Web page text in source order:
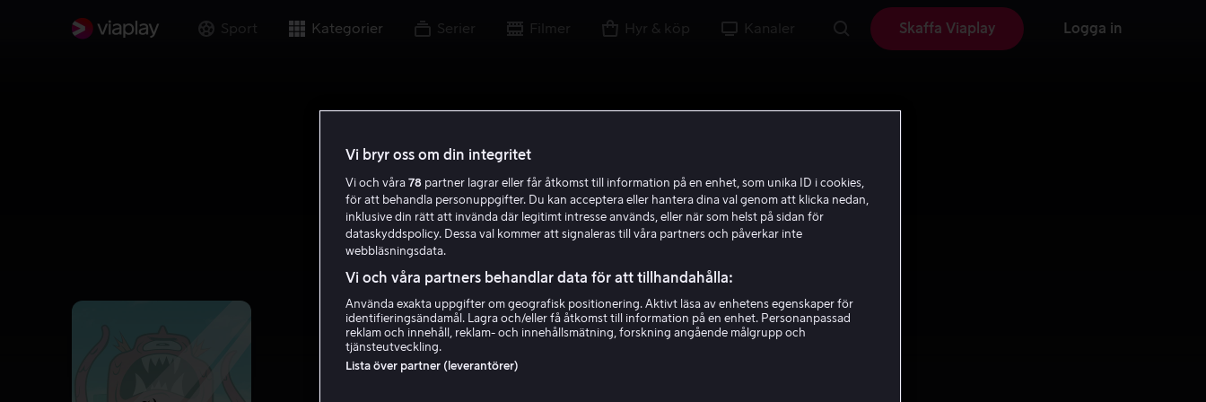
Sport Kategorier Serier Filmer Hyr & köp Kanaler Skaffa Viaplay Logga in
Vi bryr oss om din integritet
Vi och våra 78 partner lagrar eller får åtkomst till information på en enhet, som unika ID i cookies,
för att behandla personuppgifter. Du kan acceptera eller hantera dina val genom att klicka nedan,
inklusive din rätt att invända där legitimt intresse används, eller när som helst på sidan för
dataskyddspolicy. Dessa val kommer att signaleras till våra partners och påverkar inte
webbläsningsdata.
Vi och våra partners behandlar data för att tillhandahålla:
Använda exakta uppgifter om geografisk positionering. Aktivt läsa av enhetens egenskaper för
identifieringsändamål. Lagra och/eller få åtkomst till information på en enhet. Personanpassad
reklam och innehåll, reklam- och innehållsmätning, forskning angående målgrupp och
tjänsteutveckling.
Lista över partner (leverantörer)